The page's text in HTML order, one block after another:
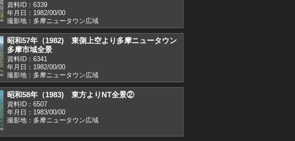
資料ID：6339
年月日：1982/00/00
撮影地：多摩ニュータウン広域
昭和57年（1982) 東側上空より多摩ニュータウン
多摩市域全景
資料ID：6341
年月日：1982/00/00
撮影地：多摩ニュータウン広域
昭和58年（1983) 東方よりNT全景②
資料ID：6507
年月日：1983/00/00
撮影地：多摩ニュータウン広域